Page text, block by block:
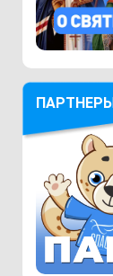
ПАРТНЕРЫ